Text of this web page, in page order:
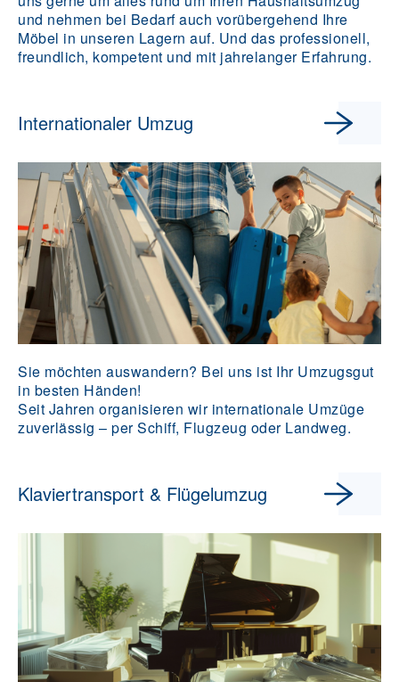
und nehmen bei Bedarf auch vorübergehend Ihre
Möbel in unseren Lagern auf. Und das professionell,
freundlich, kompetent und mit jahrelanger Erfahrung.
Internationaler Umzug
Sie möchten auswandern? Bei uns ist Ihr Umzugsgut
in besten Händen!
Seit Jahren organisieren wir internationale Umzüge
zuverlässig – per Schiff, Flugzeug oder Landweg.
Klaviertransport & Flügelumzug